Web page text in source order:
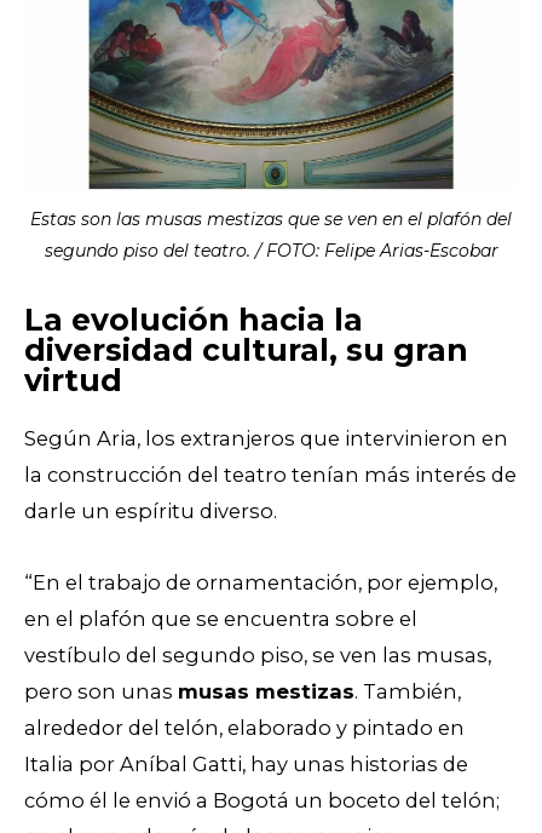
Estas son las musas mestizas que se ven en el plafón del
segundo piso del teatro. / FOTO: Felipe Arias-Escobar
La evolución hacia la
diversidad cultural, su gran
virtud
Según Aria, los extranjeros que intervinieron en
la construcción del teatro tenían más interés de
darle un espíritu diverso.
“En el trabajo de ornamentación, por ejemplo,
en el plafón que se encuentra sobre el
vestíbulo del segundo piso, se ven las musas,
pero son unas musas mestizas. También,
alrededor del telón, elaborado y pintado en
Italia por Aníbal Gatti, hay unas historias de
cómo él le envió a Bogotá un boceto del telón;